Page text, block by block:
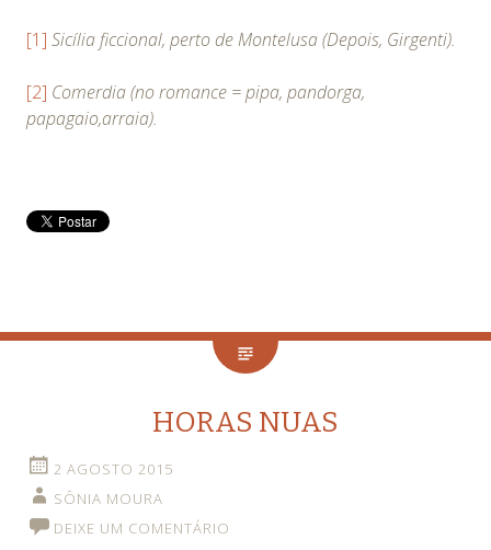
[1] Sicília ficcional, perto de Montelusa (Depois, Girgenti).
[2] Comerdia (no romance = pipa, pandorga,
papagaio,arraia).
HORAS NUAS
2 AGOSTO 2015
SÔNIA MOURA
DEIXE UM COMENTÁRIO